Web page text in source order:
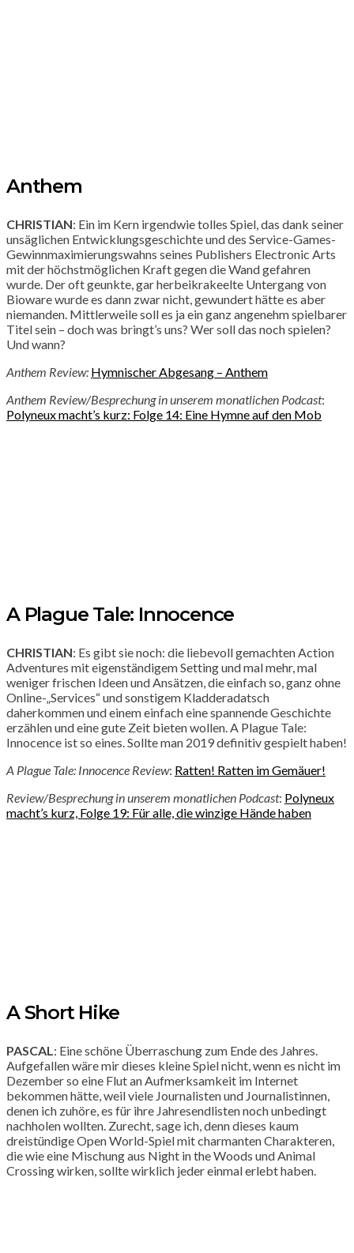
Anthem
CHRISTIAN: Ein im Kern irgendwie tolles Spiel, das dank seiner
unsäglichen Entwicklungsgeschichte und des Service-Games-
Gewinnmaximierungswahns seines Publishers Electronic Arts
mit der höchstmöglichen Kraft gegen die Wand gefahren
wurde. Der oft geunkte, gar herbeikrakeelte Untergang von
Bioware wurde es dann zwar nicht, gewundert hätte es aber
niemanden. Mittlerweile soll es ja ein ganz angenehm spielbarer
Titel sein – doch was bringt’s uns? Wer soll das noch spielen?
Und wann?
Anthem Review: Hymnischer Abgesang – Anthem
Anthem Review/Besprechung in unserem monatlichen Podcast:
Polyneux macht’s kurz: Folge 14: Eine Hymne auf den Mob
A Plague Tale: Innocence
CHRISTIAN: Es gibt sie noch: die liebevoll gemachten Action
Adventures mit eigenständigem Setting und mal mehr, mal
weniger frischen Ideen und Ansätzen, die einfach so, ganz ohne
Online-„Services“ und sonstigem Kladderadatsch
daherkommen und einem einfach eine spannende Geschichte
erzählen und eine gute Zeit bieten wollen. A Plague Tale:
Innocence ist so eines. Sollte man 2019 definitiv gespielt haben!
A Plague Tale: Innocence Review: Ratten! Ratten im Gemäuer!
Review/Besprechung in unserem monatlichen Podcast: Polyneux
macht’s kurz, Folge 19: Für alle, die winzige Hände haben
A Short Hike
PASCAL : Eine schöne Überraschung zum Ende des Jahres.
Aufgefallen wäre mir dieses kleine Spiel nicht, wenn es nicht im
Dezember so eine Flut an Aufmerksamkeit im Internet
bekommen hätte, weil viele Journalisten und Journalistinnen,
denen ich zuhöre, es für ihre Jahresendlisten noch unbedingt
nachholen wollten. Zurecht, sage ich, denn dieses kaum
dreistündige Open World-Spiel mit charmanten Charakteren,
die wie eine Mischung aus Night in the Woods und Animal
Crossing wirken, sollte wirklich jeder einmal erlebt haben.